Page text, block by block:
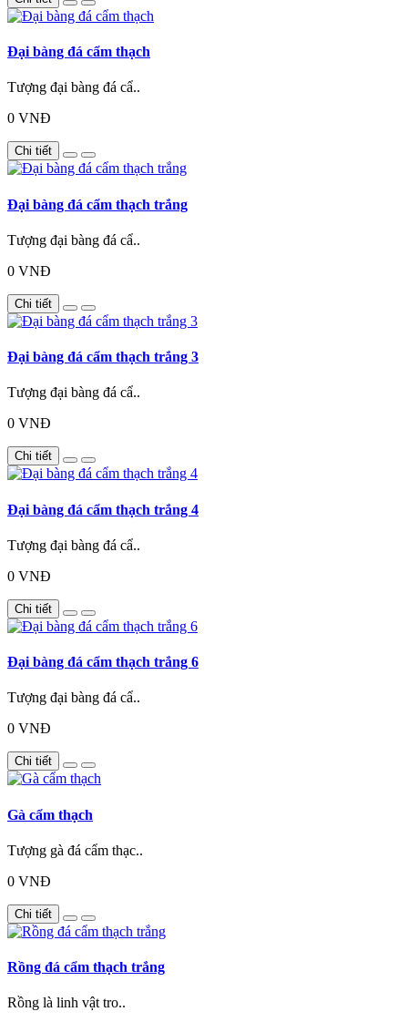
Đại bàng đá cẩm thạch
Tượng đại bàng đá cẩ..
0 VNĐ
Chi tiết
Đại bàng đá cẩm thạch trắng
Tượng đại bàng đá cẩ..
0 VNĐ
Chi tiết
Đại bàng đá cẩm thạch trắng 3
Tượng đại bàng đá cẩ..
0 VNĐ
Chi tiết
Đại bàng đá cẩm thạch trắng 4
Tượng đại bàng đá cẩ..
0 VNĐ
Chi tiết
Đại bàng đá cẩm thạch trắng 6
Tượng đại bàng đá cẩ..
0 VNĐ
Chi tiết
Gà cẩm thạch
Tượng gà đá cẩm thạc..
0 VNĐ
Chi tiết
Rồng đá cẩm thạch trắng
Rồng là linh vật tro..